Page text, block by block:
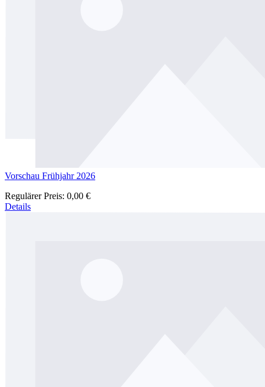
Vorschau Frühjahr 2026
Regulärer Preis: 0,00 €
Details